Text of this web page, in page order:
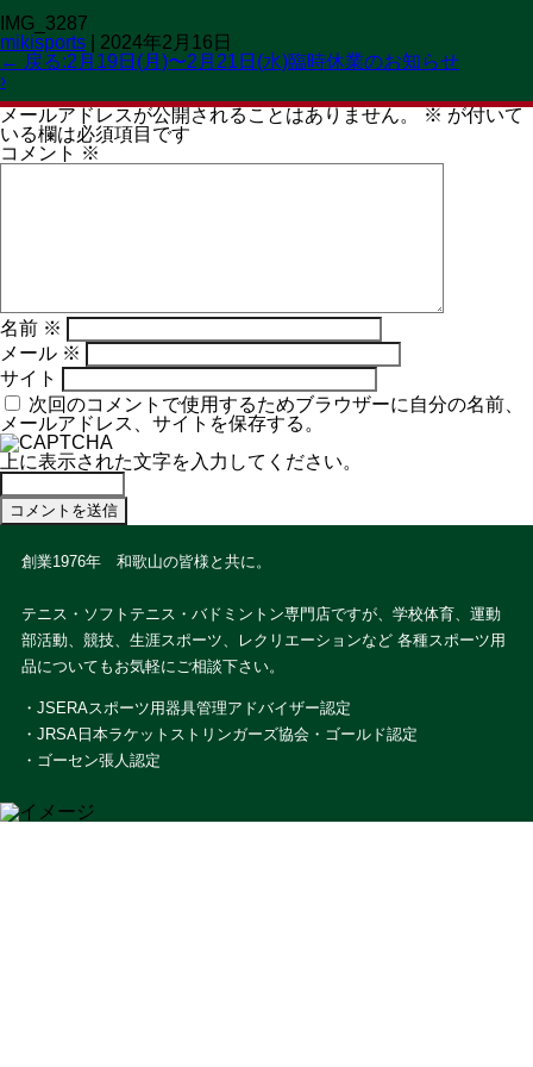
CLOSED 火曜日
IMG_3287
mikisports
2024年2月16日
← 戻る:2月19日(月)〜2月21日(水)臨時休業のお知らせ
›
コメントを残す
メールアドレスが公開されることはありません。
※ が付いて
いる欄は必須項目です
コメント ※
名前 ※
メール ※
サイト
次回のコメントで使用するためブラウザーに自分の名前、
メールアドレス、サイトを保存する。
上に表示された文字を入力してください。
創業1976年 和歌山の皆様と共に。
テニス・ソフトテニス・バドミントン専門店ですが、学校体育、運動
部活動、競技、生涯スポーツ、レクリエーションなど 各種スポーツ用
品についてもお気軽にご相談下さい。
・JSERAスポーツ用器具管理アドバイザー認定
・JRSA日本ラケットストリンガーズ協会・ゴールド認定
・ゴーセン張人認定